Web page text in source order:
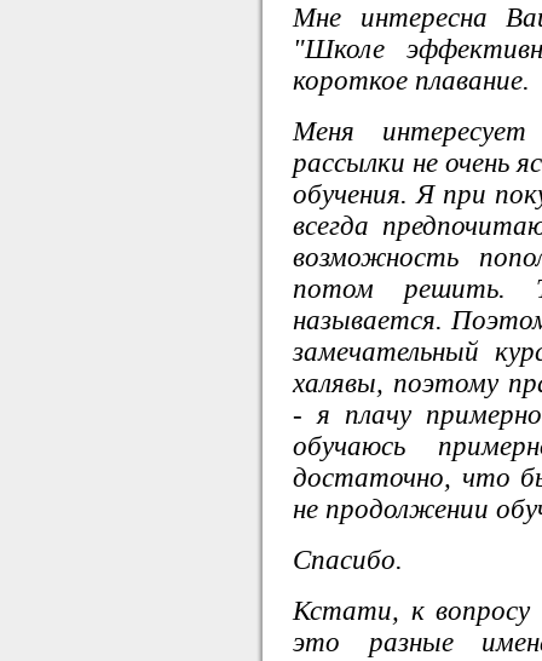
Мне интересна
"Школе
короткое плавание.
Меня
рассылки не очень
обучения. Я при
всегда
возможность
потом решить.
называется.
замечательный
халявы, поэтому
- я плачу
обучаюсь
достаточно, что
не продолжении
Спасибо.
Кстати, к
это разные